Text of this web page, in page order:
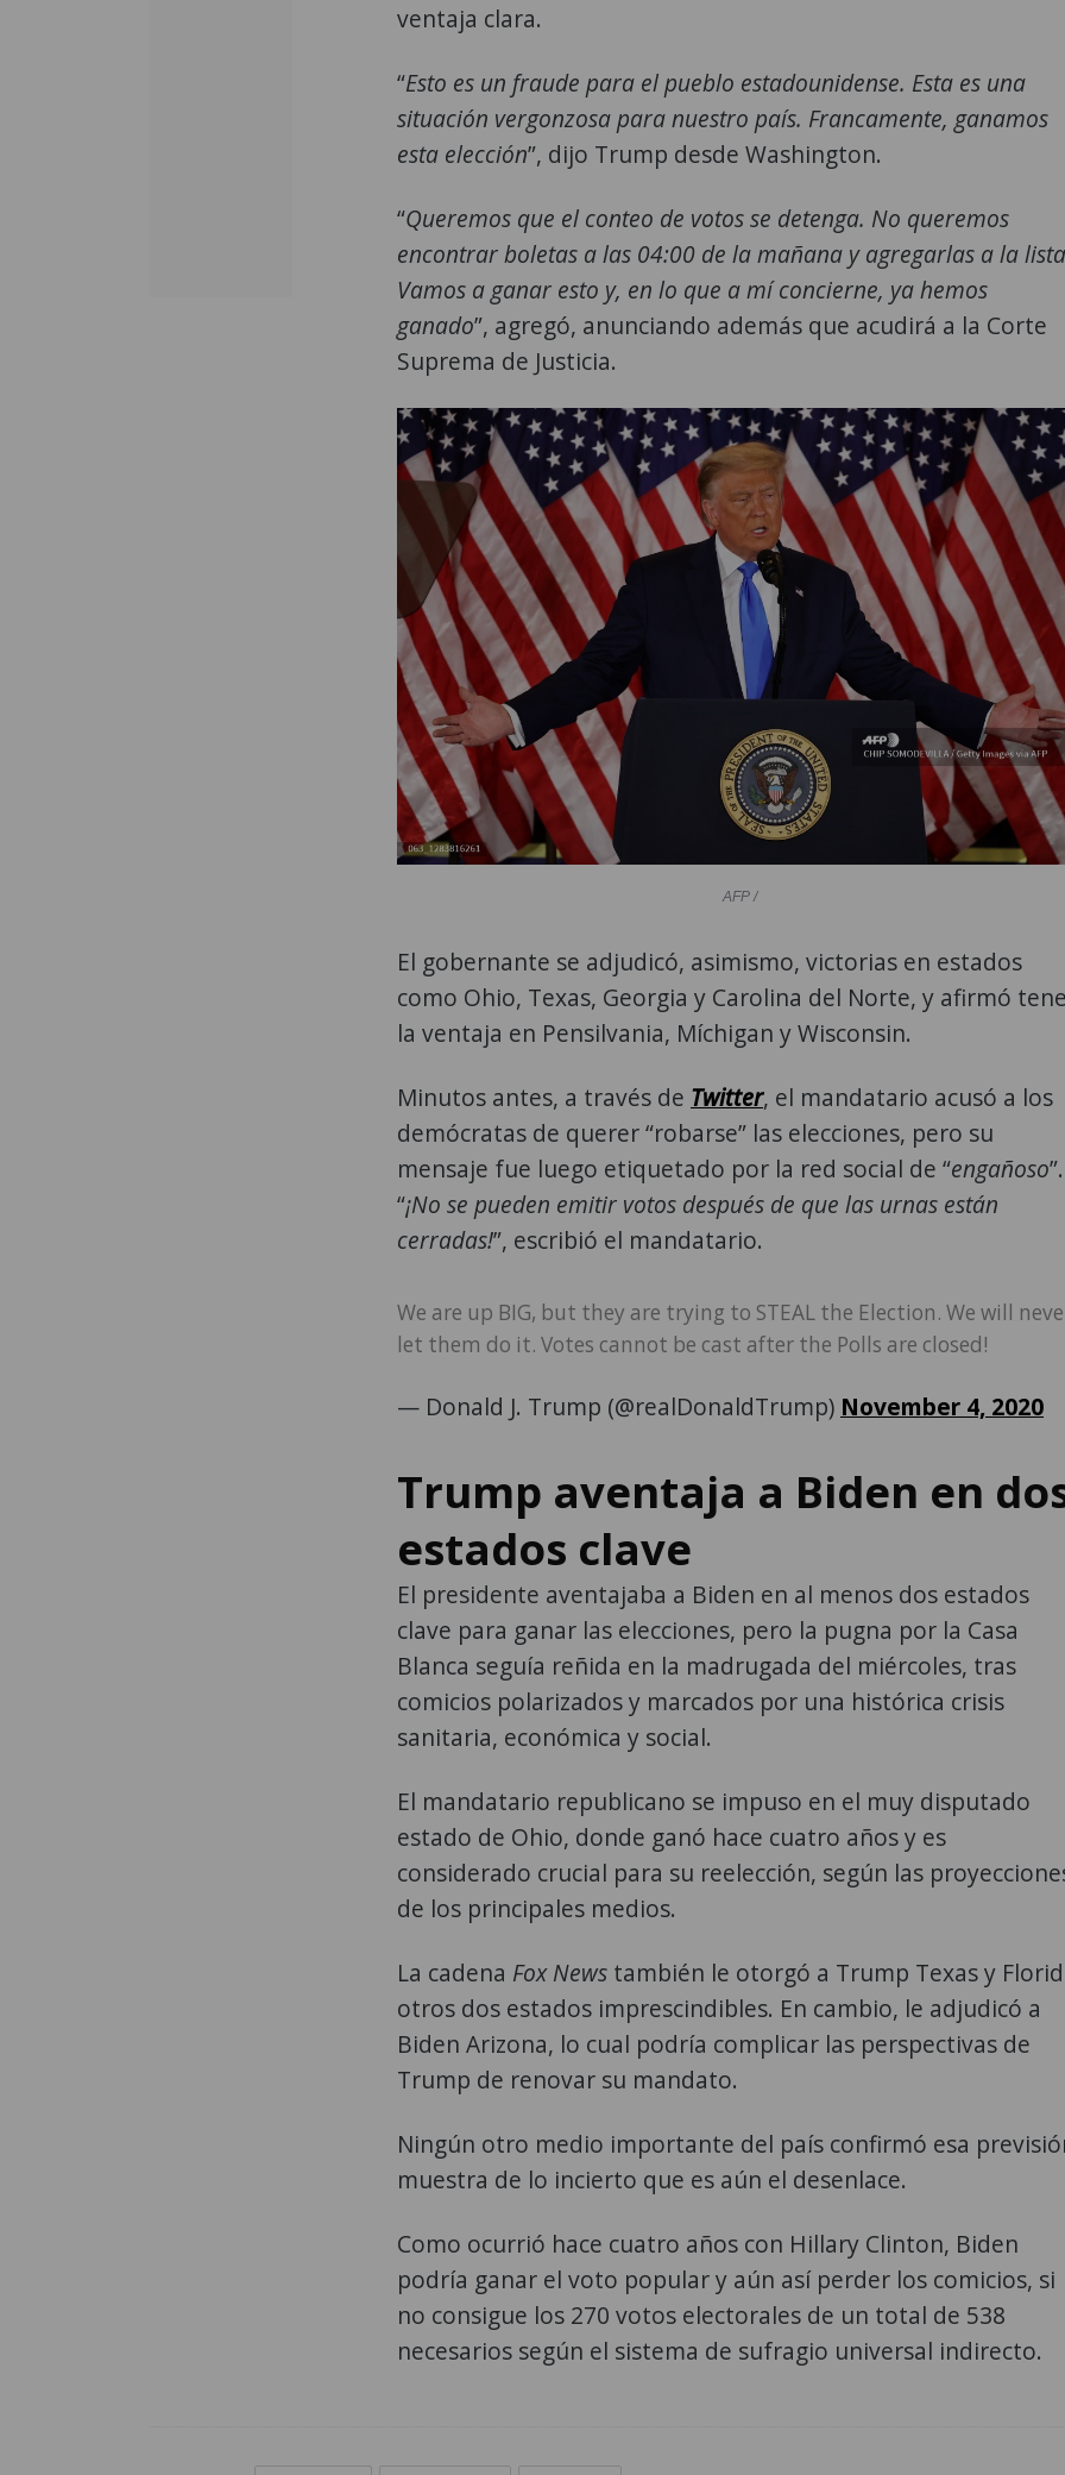
ventaja clara.
“Esto es un fraude para el pueblo estadounidense. Esta es una
situación vergonzosa para nuestro país. Francamente, ganamos
esta elección”, dijo Trump desde Washington.
“Queremos que el conteo de votos se detenga. No queremos
encontrar boletas a las 04:00 de la mañana y agregarlas a la
Vamos a ganar esto y, en lo que a mí concierne, ya hemos
ganado”, agregó, anunciando además que acudirá a la Corte
Suprema de Justicia.
AFP /
El gobernante se adjudicó, asimismo, victorias en estados
como Ohio, Texas, Georgia y Carolina del Norte, y afirmó
la ventaja en Pensilvania, Míchigan y Wisconsin.
Minutos antes, a través de Twitter, el mandatario acusó a los
demócratas de querer “robarse” las elecciones, pero su
mensaje fue luego etiquetado por la red social de “engañoso”.
“¡No se pueden emitir votos después de que las urnas están
cerradas!”, escribió el mandatario.
We are up BIG, but they are trying to STEAL the Election. We will
let them do it. Votes cannot be cast after the Polls are closed!
— Donald J. Trump (@realDonaldTrump) November 4, 2020
Trump aventaja a Biden en
estados clave
El presidente aventajaba a Biden en al menos dos estados
clave para ganar las elecciones, pero la pugna por la Casa
Blanca seguía reñida en la madrugada del miércoles, tras
comicios polarizados y marcados por una histórica crisis
sanitaria, económica y social.
El mandatario republicano se impuso en el muy disputado
estado de Ohio, donde ganó hace cuatro años y es
considerado crucial para su reelección, según las
de los principales medios.
La cadena Fox News también le otorgó a Trump Texas y
otros dos estados imprescindibles. En cambio, le adjudicó a
Biden Arizona, lo cual podría complicar las perspectivas de
Trump de renovar su mandato.
Ningún otro medio importante del país confirmó esa
muestra de lo incierto que es aún el desenlace.
Como ocurrió hace cuatro años con Hillary Clinton, Biden
podría ganar el voto popular y aún así perder los comicios, si
no consigue los 270 votos electorales de un total de 538
necesarios según el sistema de sufragio universal indirecto.